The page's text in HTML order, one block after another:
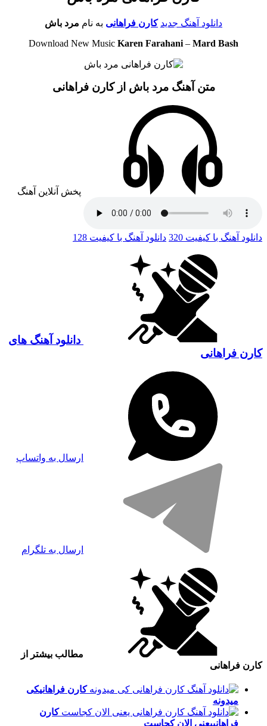
دانلود آهنگ جدید کارن فراهانی به نام مرد باش
Download New Music Karen Farahani – Mard Bash
متن آهنگ مرد باش از کارن فراهانی
پخش آنلاین آهنگ
دانلود آهنگ با کیفیت 320 دانلود آهنگ با کیفیت 128
دانلود آهنگ های
کارن فراهانی
ارسال به واتساپ
ارسال به تلگرام
مطالب بیشتر از
کارن فراهانی
کارن فراهانیکی
میدونه
کارن
فراهانییعنی الان کجاست